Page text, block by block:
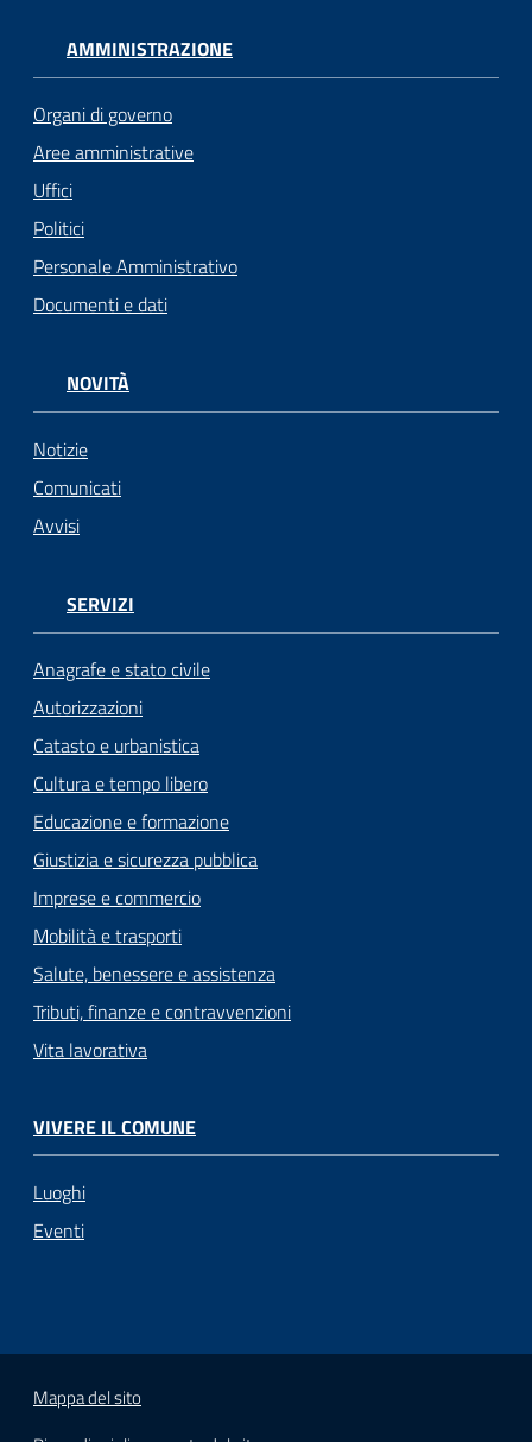
AMMINISTRAZIONE
Organi di governo
Aree amministrative
Uffici
Politici
Personale Amministrativo
Documenti e dati
NOVITÀ
Notizie
Comunicati
Avvisi
SERVIZI
Anagrafe e stato civile
Autorizzazioni
Catasto e urbanistica
Cultura e tempo libero
Educazione e formazione
Giustizia e sicurezza pubblica
Imprese e commercio
Mobilità e trasporti
Salute, benessere e assistenza
Tributi, finanze e contravvenzioni
Vita lavorativa
VIVERE IL COMUNE
Luoghi
Eventi
Mappa del sito